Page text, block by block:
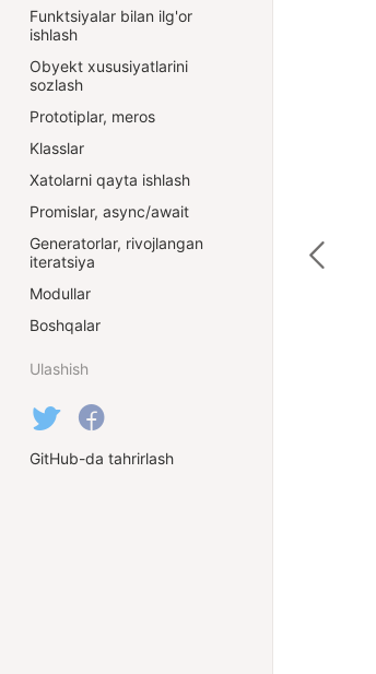
Funktsiyalar bilan ilg'or
ishlash
Obyekt xususiyatlarini
sozlash
Prototiplar, meros
Klasslar
Xatolarni qayta ishlash
Promislar, async/await
Generatorlar, rivojlangan
iteratsiya
Modullar
Boshqalar
Ulashish
GitHub-da tahrirlash